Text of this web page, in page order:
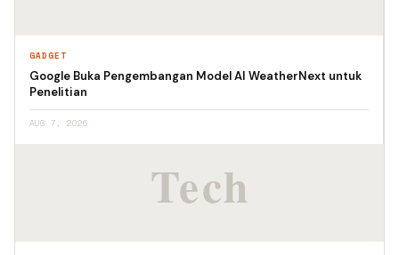
GADGET
Google Buka Pengembangan Model AI WeatherNext untuk
Penelitian
AUG 7, 2026